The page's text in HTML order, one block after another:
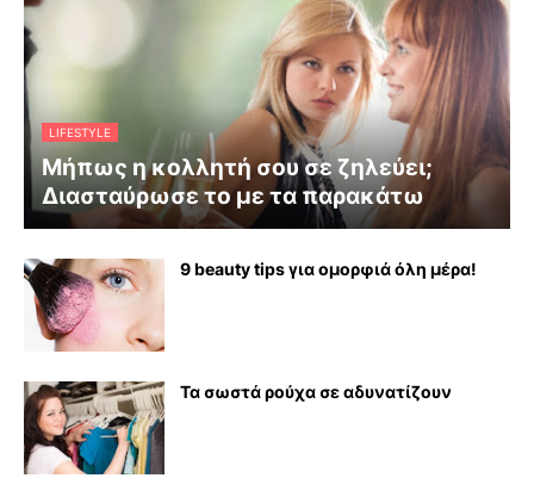
LIFESTYLE
Μήπως η κολλητή σου σε ζηλεύει;
Διασταύρωσε το με τα παρακάτω
9 beauty tips για ομορφιά όλη μέρα!
Τα σωστά ρούχα σε αδυνατίζουν